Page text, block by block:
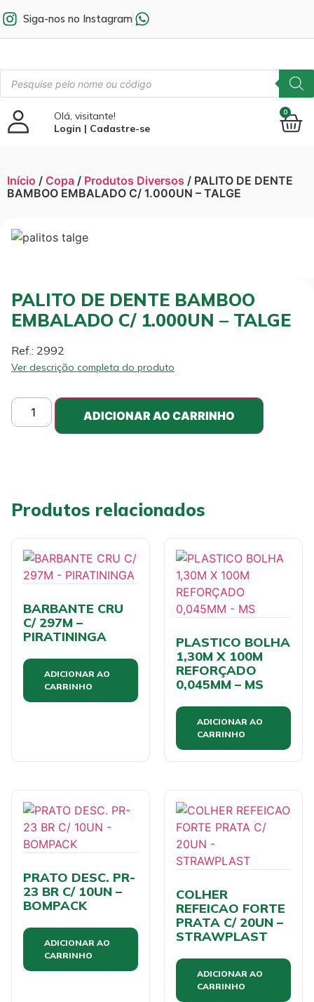
Siga-nos no Instagram
Olá, visitante!
Login | Cadastre-se
0
Início / Copa / Produtos Diversos / PALITO DE DENTE
BAMBOO EMBALADO C/ 1.000UN – TALGE
PALITO DE DENTE BAMBOO
EMBALADO C/ 1.000UN – TALGE
Ref.: 2992
Ver descrição completa do produto
ADICIONAR AO CARRINHO
Produtos relacionados
BARBANTE CRU
C/ 297M –
PIRATININGA
ADICIONAR AO
CARRINHO
PLASTICO BOLHA
1,30M X 100M
REFORÇADO
0,045MM – MS
ADICIONAR AO
CARRINHO
PRATO DESC. PR-
23 BR C/ 10UN –
BOMPACK
ADICIONAR AO
CARRINHO
COLHER
REFEICAO FORTE
PRATA C/ 20UN –
STRAWPLAST
ADICIONAR AO
CARRINHO